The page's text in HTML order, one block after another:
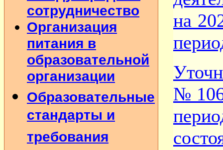
сотрудничество
Организация
питания в
образовательной
организации
Образовательные
стандарты и
требования
на
№106